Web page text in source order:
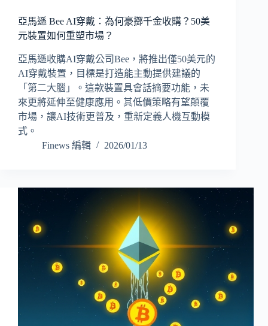
亞馬遜 Bee AI穿戴：為何豪擲千金收購？50美
元裝置如何重塑市場？
亞馬遜收購AI穿戴公司Bee，將推出僅50美元的
AI穿戴裝置，目標是打造能主動提供建議的
「第二大腦」。這款裝置具會話摘要功能，未
來更將延伸至健康應用。其低價策略有望顛覆
市場，讓AI技術更普及，重新定義人機互動模
式。
Finews 編輯
2026/01/13